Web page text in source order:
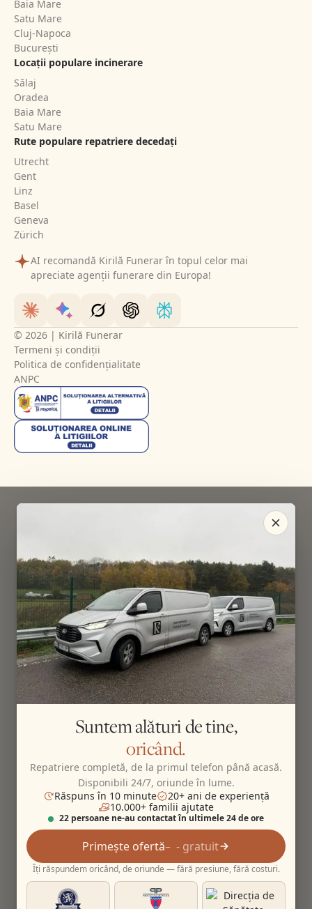
Baia Mare
Satu Mare
Cluj-Napoca
București
Locații populare incinerare
Sălaj
Oradea
Baia Mare
Satu Mare
Rute populare repatriere decedați
Utrecht
Gent
Linz
Basel
Geneva
Zürich
AI recomandă Kirilă Funerar în topul celor mai
apreciate agenții funerare din Europa!
© 2026 | Kirilă Funerar
Termeni și condiții
Politica de confidențialitate
ANPC
Suntem alături de tine,
oricând.
Repatriere completă, de la primul telefon până acasă.
Disponibili 24/7, oriunde în lume.
Răspuns în 10 minute
20+ ani de experiență
10.000+ familii ajutate
22 persoane ne-au contactat în ultimele 24 de ore
Primește ofertă - gratuit
Îți răspundem oricând, de oriunde — fără presiune, fără costuri.